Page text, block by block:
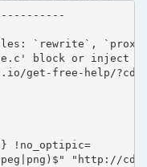
`rewrite`,
block or inject
get-free-help/
!no_optipic=
"http://